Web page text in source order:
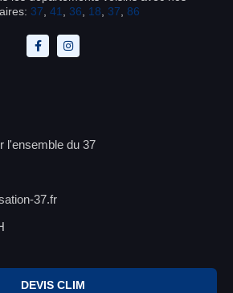
37 41 36 18 37 86
l'ensemble du 37
37.fr
DEVIS CLIM